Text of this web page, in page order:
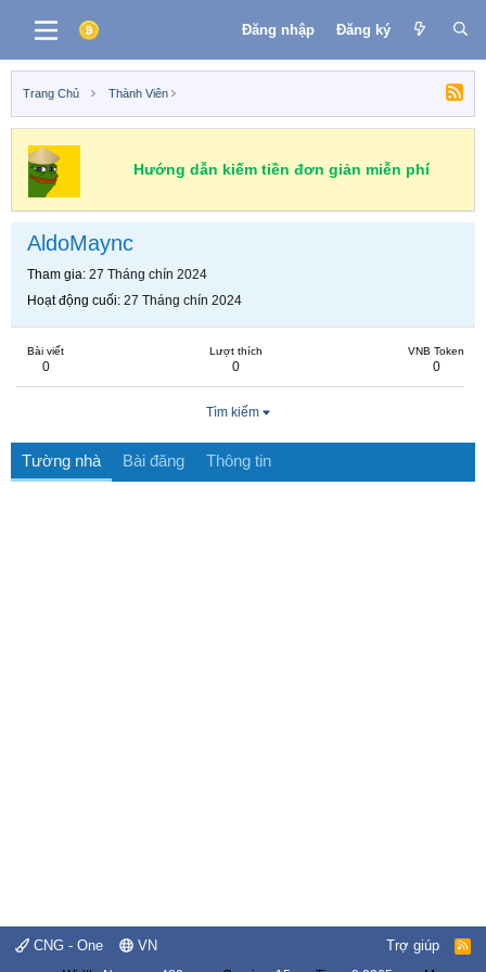
Đăng nhập Đăng ký
Trang Chủ Thành Viên
Hướng dẫn kiếm tiền đơn giản miễn phí
AldoMaync
Tham gia 27 Tháng chín 2024
Hoạt động cuối 27 Tháng chín 2024
Bài viết
0
Lượt thích
0
VNB Token
0
Tìm kiếm
Tường nhà Bài đăng Thông tin
CNG - One VN Trợ giúp
R